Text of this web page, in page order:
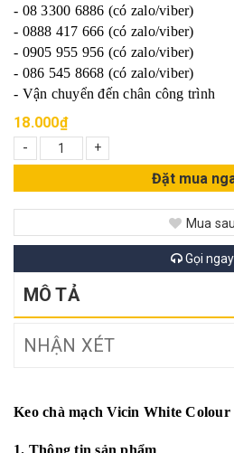
- 08 3300 6886 (có zalo/viber)
- 0888 417 666 (có zalo/viber)
- 0905 955 956 (có zalo/viber)
- 086 545 8668 (có zalo/viber)
- Vận chuyển đến chân công trình
18.000₫
-
+
Đặt mua
Mua sau
Gọi ngay
MÔ TẢ
NHẬN XÉT
Keo chà mạch Vicin White Colour
1. Thông tin sản phẩm